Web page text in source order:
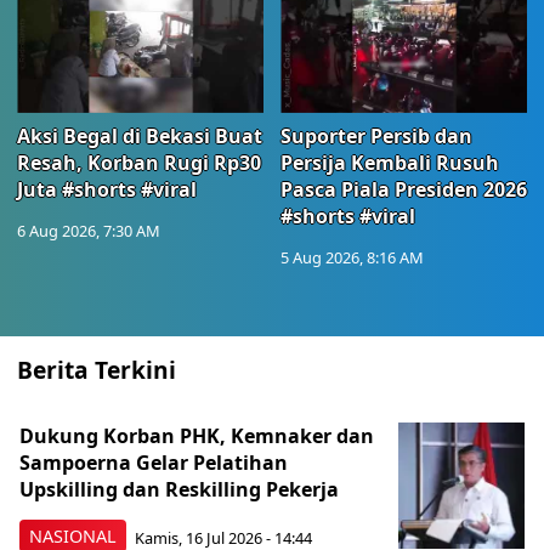
Aksi Begal di Bekasi Buat
Resah, Korban Rugi Rp30
Juta #shorts #viral
6 Aug 2026, 7:30 AM
Suporter Persib dan
Persija Kembali Rusuh
Pasca Piala Presiden 2026
#shorts #viral
5 Aug 2026, 8:16 AM
Berita Terkini
NASIONAL
Dukung Korban PHK, Kemnaker dan
Sampoerna Gelar Pelatihan
Upskilling dan Reskilling Pekerja
Kamis, 16 Jul 2026 - 14:44